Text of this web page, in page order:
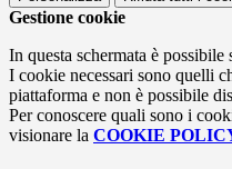
Gestione cookie
In questa schermata è
I cookie necessari sono quelli
piattaforma e non è possibile
Per conoscere quali sono i
visionare la COOKIE